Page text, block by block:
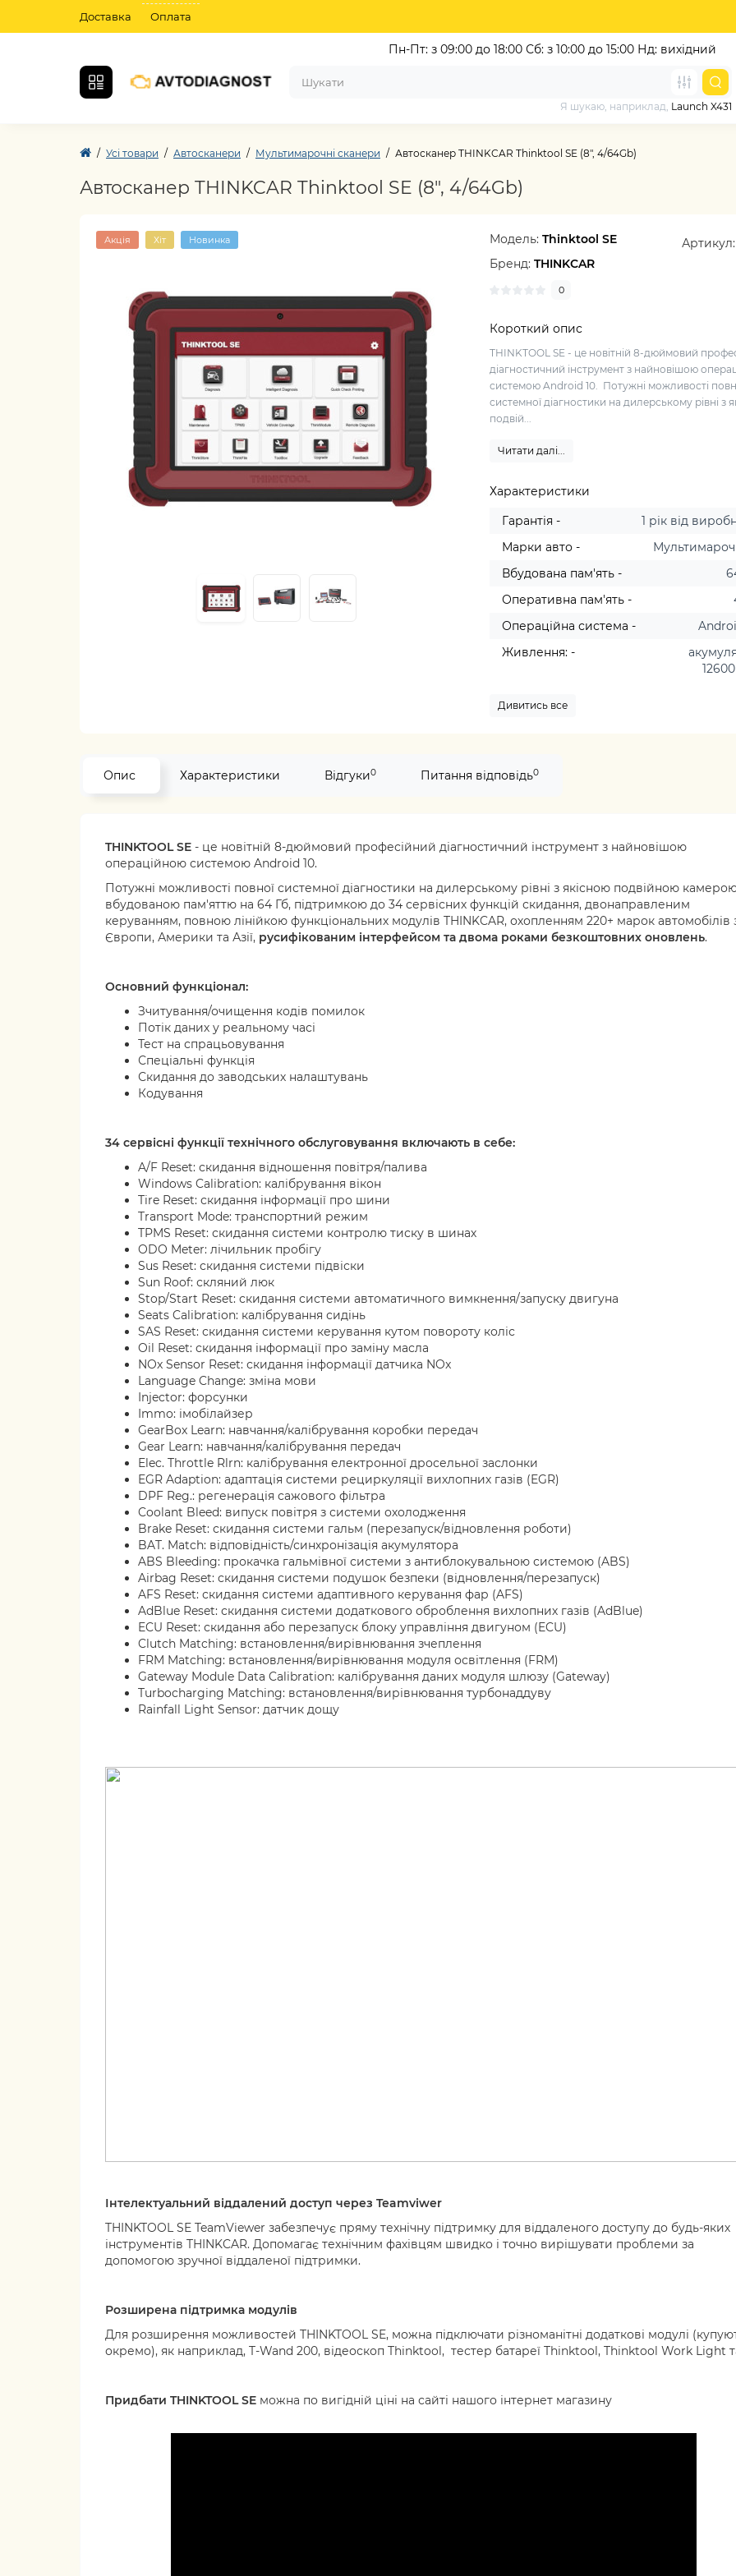
Доставка Оплата
Пн-Пт: з 09:00 до 18:00 Сб: з 10:00 до 15:00 Нд: вихідний
Я шукаю, наприклад, Launch X431
Усі товари Автосканери Мультимарочні сканери Автосканер THINKCAR Thinktool SE (8", 4/64Gb)
Автосканер THINKCAR Thinktool SE (8", 4/64Gb)
Акція Хіт Новинка Модель:Thinktool SE
Бренд:THINKCAR
0
Короткий опис
THINKTOOL SE - це новітній 8-дюймовий
діагностичний інструмент з найновішою
системою Android 10. Потужні можливості
системної діагностики на дилерському рівні з
подвій...
Читати далі...
Характеристики
Гарантія -
1 рік від
Марки авто -
Вбудована пам'ять -
Оперативна пам'ять -
Операційна система -
Живлення: -
Дивитись все
Опис Характеристики Відгуки0 Питання відповідь0
THINKTOOL SE - це новітній 8-дюймовий професійний діагностичний інструмент з найновішою
операційною системою Android 10.
Потужні можливості повної системної діагностики на дилерському рівні з якісною подвійною
вбудованою пам'яттю на 64 Гб, підтримкою до 34 сервісних функцій скидання, двонаправленим
керуванням, повною лінійкою функціональних модулів THINKCAR, охопленням 220+ марок автомобілів
Європи, Америки та Азії, русифікованим інтерфейсом та двома роками безкоштовних оновлень.
Основний функціонал:
Зчитування/очищення кодів помилок
Потік даних у реальному часі
Тест на спрацьовування
Спеціальні функція
Скидання до заводських налаштувань
Кодування
34 сервісні функції технічного обслуговування включають в себе:
A/F Reset: скидання відношення повітря/палива
Windows Calibration: калібрування вікон
Tire Reset: скидання інформації про шини
Transport Mode: транспортний режим
TPMS Reset: скидання системи контролю тиску в шинах
ODO Meter: лічильник пробігу
Sus Reset: скидання системи підвіски
Sun Roof: скляний люк
Stop/Start Reset: скидання системи автоматичного вимкнення/запуску двигуна
Seats Calibration: калібрування сидінь
SAS Reset: скидання системи керування кутом повороту коліс
Oil Reset: скидання інформації про заміну масла
NOx Sensor Reset: скидання інформації датчика NOx
Language Change: зміна мови
Injector: форсунки
Immo: імобілайзер
GearBox Learn: навчання/калібрування коробки передач
Gear Learn: навчання/калібрування передач
Elec. Throttle Rlrn: калібрування електронної дросельної заслонки
EGR Adaption: адаптація системи рециркуляції вихлопних газів (EGR)
DPF Reg.: регенерація сажового фільтра
Coolant Bleed: випуск повітря з системи охолодження
Brake Reset: скидання системи гальм (перезапуск/відновлення роботи)
BAT. Match: відповідність/синхронізація акумулятора
ABS Bleeding: прокачка гальмівної системи з антиблокувальною системою (ABS)
Airbag Reset: скидання системи подушок безпеки (відновлення/перезапуск)
AFS Reset: скидання системи адаптивного керування фар (AFS)
AdBlue Reset: скидання системи додаткового оброблення вихлопних газів (AdBlue)
ECU Reset: скидання або перезапуск блоку управління двигуном (ECU)
Clutch Matching: встановлення/вирівнювання зчеплення
FRM Matching: встановлення/вирівнювання модуля освітлення (FRM)
Gateway Module Data Calibration: калібрування даних модуля шлюзу (Gateway)
Turbocharging Matching: встановлення/вирівнювання турбонаддуву
Rainfall Light Sensor: датчик дощу
Інтелектуальний віддалений доступ через Teamviwer
THINKTOOL SE TeamViewer забезпечує пряму технічну підтримку для віддаленого доступу до будь-яких
інструментів THINKCAR. Допомагає технічним фахівцям швидко і точно вирішувати проблеми за
допомогою зручної віддаленої підтримки.
Розширена підтримка модулів
Для розширення можливостей THINKTOOL SE, можна підключати різноманітні додаткові модулі
окремо), як наприклад, T-Wand 200, відеоскоп Thinktool, тестер батареї Thinktool, Thinktool Work Light
Придбати THINKTOOL SE можна по вигідній ціні на сайті нашого інтернет магазину